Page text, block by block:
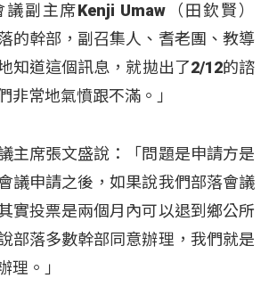
副主席Kenji Umaw（田欽賢）
的幹部，副召集人、耆老團、教導
知道這個訊息，就拋出了2/12的諮
非常地氣憤跟不滿。」
主席張文盛說：「問題是申請方是
議申請之後，如果說我們部落會議
實投票是兩個月內可以退到鄉公所
部落多數幹部同意辦理，我們就是
理。」